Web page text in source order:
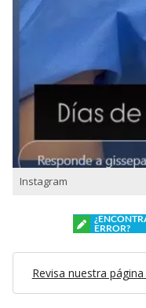
Instagram
ERROR?
Revisa nuestra